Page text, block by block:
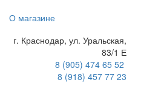
О магазине
г. Краснодар, ул. Уральская,
83/1 Е
8 (905) 474 65 52
8 (918) 457 77 23